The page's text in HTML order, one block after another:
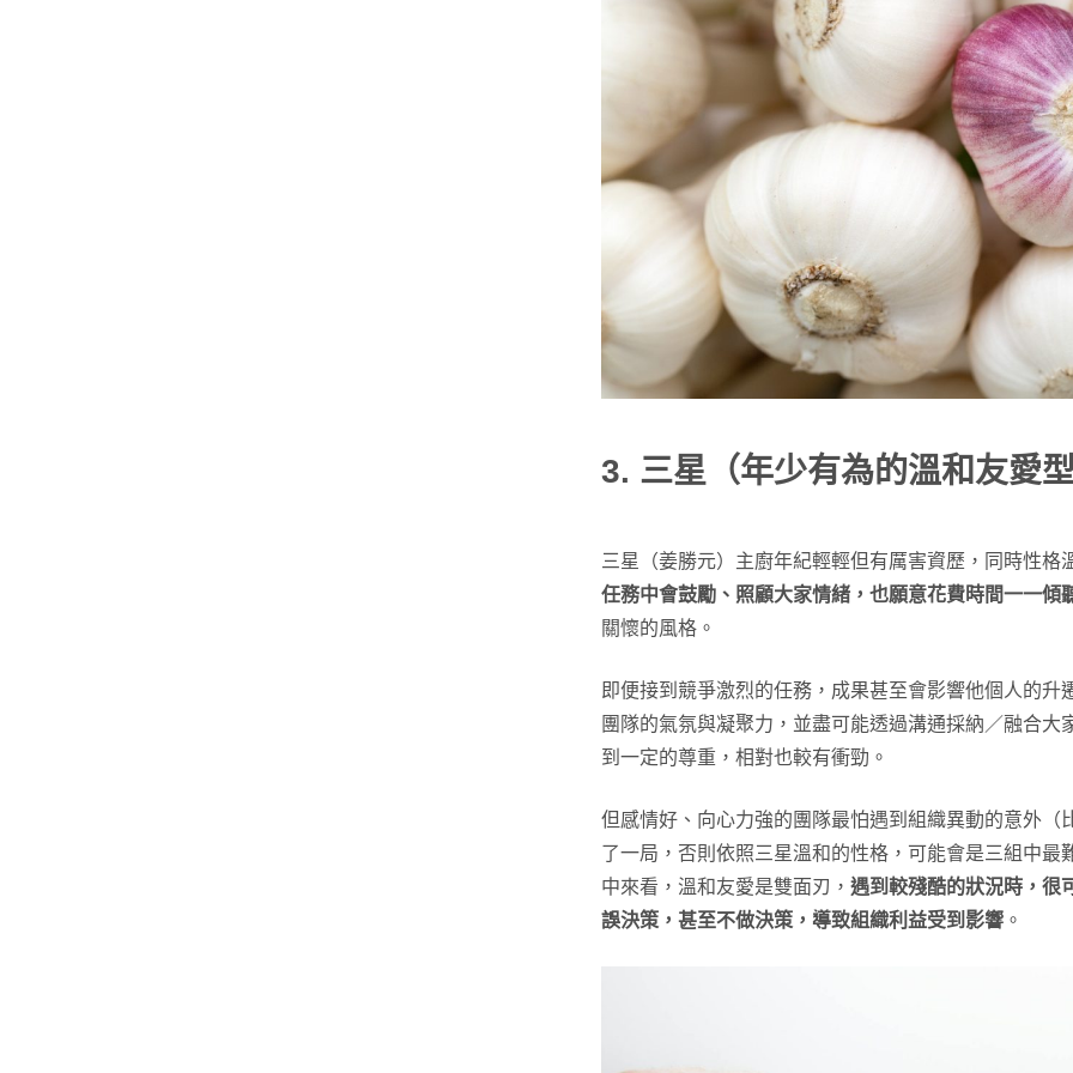
3. 三星（年少有為的溫和友愛
三星（姜勝元）主廚年紀輕輕但有厲害資歷，同時性格
任務中會鼓勵、照顧大家情緒，也願意花費時間一一傾
關懷的風格。
即便接到競爭激烈的任務，成果甚至會影響他個人的升
團隊的氣氛與凝聚力，並盡可能透過溝通採納／融合大
到一定的尊重，相對也較有衝勁。
但感情好、向心力強的團隊最怕遇到組織異動的意外（
了一局，否則依照三星溫和的性格，可能會是三組中
中來看，溫和友愛是雙面刃， 遇到較殘酷的狀況時，很
誤決策，甚至不做決策，導致組織利益受到影響 。